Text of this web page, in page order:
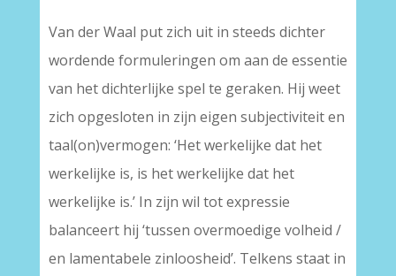
Van der Waal put zich uit in steeds dichter
wordende formuleringen om aan de essentie
van het dichterlijke spel te geraken. Hij weet
zich opgesloten in zijn eigen subjectiviteit en
taal(on)vermogen: ‘Het werkelijke dat het
werkelijke is, is het werkelijke dat het
werkelijke is.’ In zijn wil tot expressie
balanceert hij ‘tussen overmoedige volheid /
en lamentabele zinloosheid’. Telkens staat in